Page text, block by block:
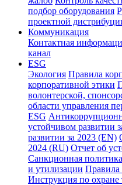
подбор оборудования
проектной
Коммуникация
Контактная
канал
ESG
Экология Правила
корпоративной этики
волонтерской,
области управления
ESG
устойчивом развитии
развитии за 2023 (EN)
2024 (RU) Отчет об
Санкционная политика
и утилизации Правила
Инструкция по охране